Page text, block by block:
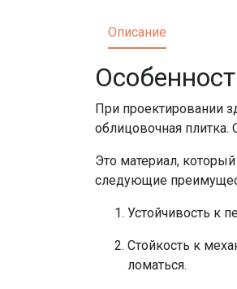
Описание
При проектировании
облицовочная
Это материал,
следующие
Устойчивость к
Стойкость к
ломаться.